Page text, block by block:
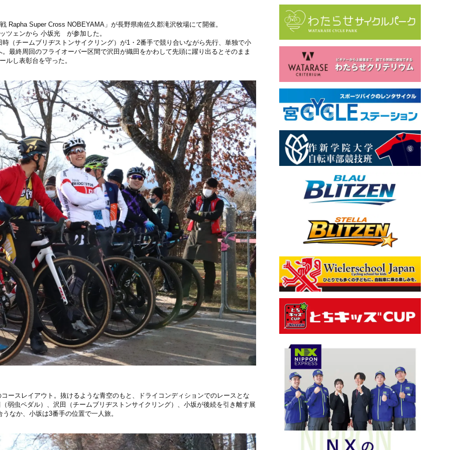
Rapha Super Cross NOBEYAMA」が長野県南佐久郡滝沢牧場にて開催。
ツェンから 小坂光 が参加した。
（チームブリヂストンサイクリング）が1・2番手で競り合いながら先行、単独で小
最終周回のフライオーバー区間で沢田が織田をかわして先頭に躍り出るとそのまま
ルし表彰台を守った。
ースレイアウト。抜けるような青空のもと、ドライコンディションでのレースとな
弱虫ペダル）、沢田（チームブリヂストンサイクリング）、小坂が後続を引き離す展
なか、小坂は3番手の位置で一人旅。